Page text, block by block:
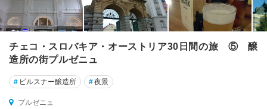
ハ
ロ
モ
ウ
ツ
チェコ・スロバキア・オーストリア30日間の旅 ⑤ 醸
造所の街プルゼニュ
# ピルスナー醸造所 #夜景
プルゼニュ